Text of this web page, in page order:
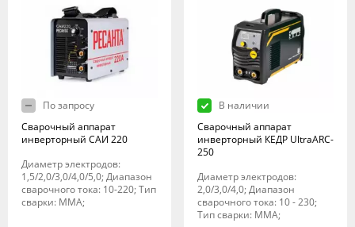
По запросу
Сварочный аппарат
инверторный САИ 220
Диаметр электродов:
1,5/2,0/3,0/4,0/5,0; Диапазон
сварочного тока: 10-220; Тип
сварки: MMA;
В наличии
Сварочный аппарат
инверторный КЕДР UltraARC-
250
Диаметр электродов:
2,0/3,0/4,0; Диапазон
сварочного тока: 10 - 230;
Тип сварки: MMA;